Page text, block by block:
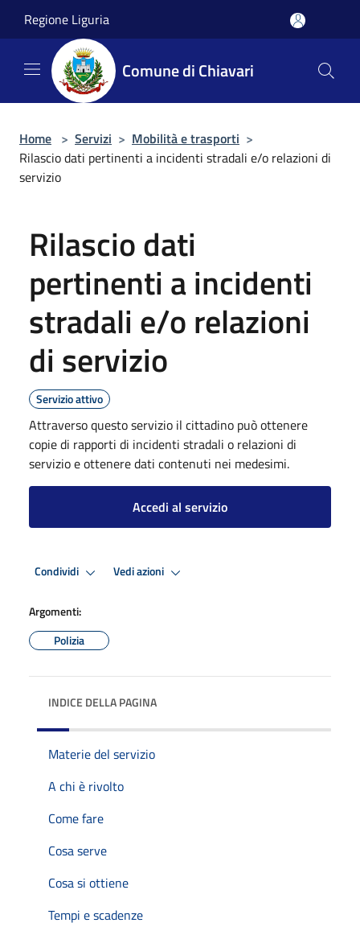
Regione Liguria
Comune di Chiavari
Home > Servizi > Mobilità e trasporti >
Rilascio dati pertinenti a incidenti stradali e/o relazioni di
servizio
Rilascio dati
pertinenti a incidenti
stradali e/o relazioni
di servizio
Servizio attivo
Attraverso questo servizio il cittadino può ottenere
copie di rapporti di incidenti stradali o relazioni di
servizio e ottenere dati contenuti nei medesimi.
Accedi al servizio
Condividi Vedi azioni
Argomenti:
Polizia
INDICE DELLA PAGINA
Materie del servizio
A chi è rivolto
Come fare
Cosa serve
Cosa si ottiene
Tempi e scadenze